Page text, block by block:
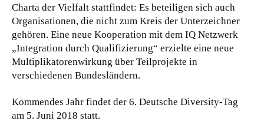
Charta der Vielfalt stattfindet: Es beteiligen sich auch
Organisationen, die nicht zum Kreis der Unterzeichner
gehören. Eine neue Kooperation mit dem IQ Netzwerk
„Integration durch Qualifizierung“ erzielte eine neue
Multiplikatorenwirkung über Teilprojekte in
verschiedenen Bundesländern.
Kommendes Jahr findet der 6. Deutsche Diversity-Tag
am 5. Juni 2018 statt.